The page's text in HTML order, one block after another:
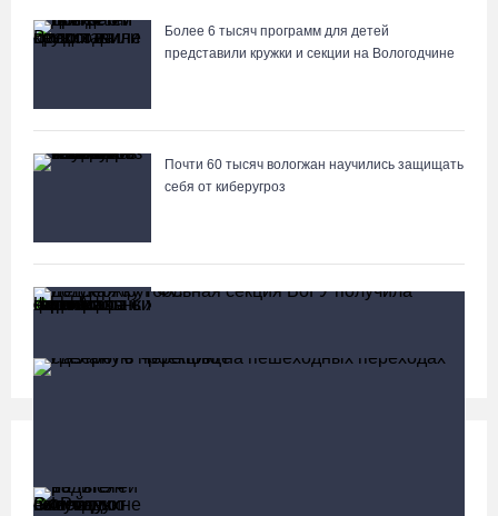
Более 6 тысяч программ для детей
представили кружки и секции на Вологодчине
Почти 60 тысяч вологжан научились защищать
себя от киберугроз
Череповчанки в национальных костюмах стали